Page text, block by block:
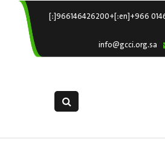
خدماتنا